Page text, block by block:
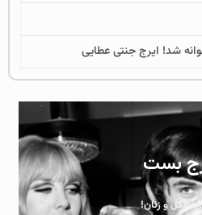
شد! ایرج جنتی عطایی
بست
الکل و زنان!